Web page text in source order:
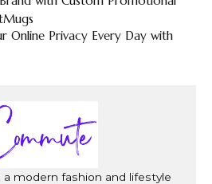
Online Privacy Every Day with
modern fashion and lifestyle